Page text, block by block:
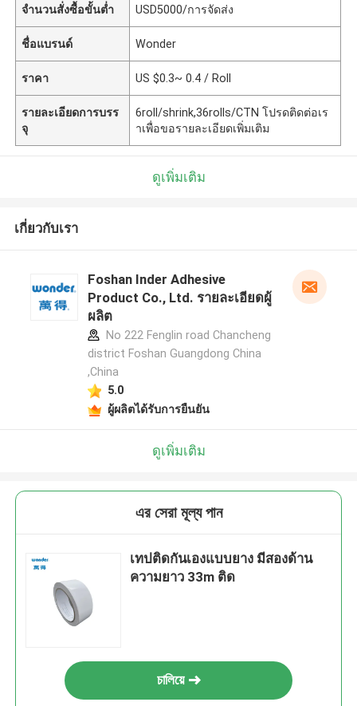
จำนวนสั่งซื้อขั้นต่ำ USD5000/การจัดส่ง
ชื่อแบรนด์ Wonder
ราคา US $0.3~ 0.4 / Roll
รายละเอียดการบรร
จุ
6roll/shrink,36rolls/CTN โปรดติดต่อเร
าเพื่อขอรายละเอียดเพิ่มเติม
ดูเพิ่มเติม
เกี่ยวกับเรา
Foshan Inder Adhesive
Product Co., Ltd. รายละเอียดผู้
ผลิต
No 222 Fenglin road Chancheng
district Foshan Guangdong China
,China
5.0
ผู้ผลิตได้รับการยืนยัน
ดูเพิ่มเติม
এর সেরা মূল্য পান
เทปติดกันเองแบบยาง มีสองด้าน
ความยาว 33m ติด
চালিয়ে